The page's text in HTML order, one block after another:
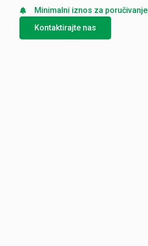
Minimalni iznos za
Kontaktirajte nas